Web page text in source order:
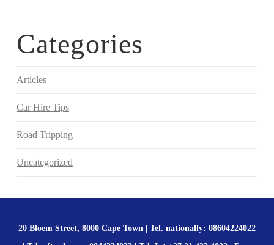
Categories
Articles
Car Hire Tips
Road Tripping
Uncategorized
20 Bloem Street, 8000 Cape Town | Tel. nationally: 08604224022